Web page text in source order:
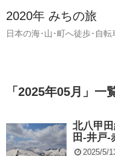
2020年 みちの旅
日本の海･山･町へ徒歩･自
「 2025年05月 」 一
北八甲
田-井戸-
2025/5/